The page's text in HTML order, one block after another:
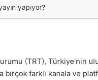
yapıyor?
(TRT), Türkiye’nin
birçok farklı kanala ve